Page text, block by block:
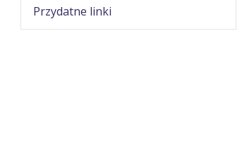
Przydatne linki